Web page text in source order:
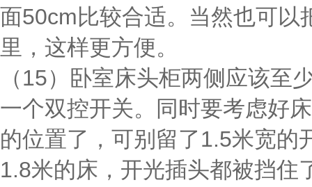
面50cm比较合适。当然也可以
里，这样更方便。
（15）卧室床头柜两侧应该至
一个双控开关。同时要考虑好
的位置了，可别留了1.5米宽的
1.8米的床，开光插头都被挡住